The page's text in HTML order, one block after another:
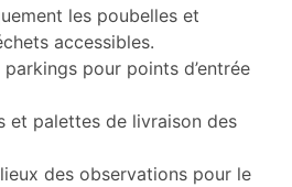
les poubelles et
accessibles.
pour points d’entrée
et palettes de livraison des
des observations pour le